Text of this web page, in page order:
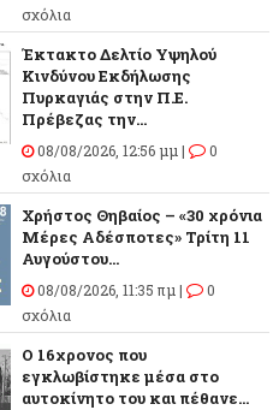
σχόλια
Έκτακτο Δελτίο Υψηλού
Κινδύνου Εκδήλωσης
Πυρκαγιάς στην Π.Ε.
Πρέβεζας την...
08/08/2026, 12:56 μμ |
0
σχόλια
Χρήστος Θηβαίος – «30 χρόνια
Μέρες Αδέσποτες» Τρίτη 11
Αυγούστου...
08/08/2026, 11:35 πμ |
0
σχόλια
O 16χρονος που
εγκλωβίστηκε μέσα στο
αυτοκίνητο του και πέθανε...